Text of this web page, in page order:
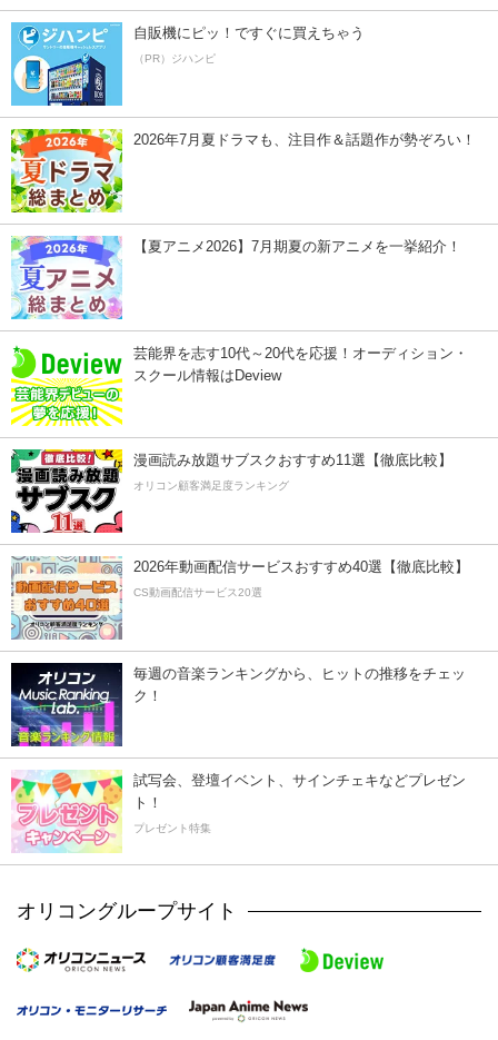
自販機にピッ！ですぐに買えちゃう
（PR）ジハンピ
2026年7月夏ドラマも、注目作＆話題作が勢ぞろい！
【夏アニメ2026】7月期夏の新アニメを一挙紹介！
芸能界を志す10代～20代を応援！オーディション・
スクール情報はDeview
漫画読み放題サブスクおすすめ11選【徹底比較】
オリコン顧客満足度ランキング
2026年動画配信サービスおすすめ40選【徹底比較】
CS動画配信サービス20選
毎週の音楽ランキングから、ヒットの推移をチェッ
ク！
試写会、登壇イベント、サインチェキなどプレゼン
ト！
プレゼント特集
オリコングループサイト